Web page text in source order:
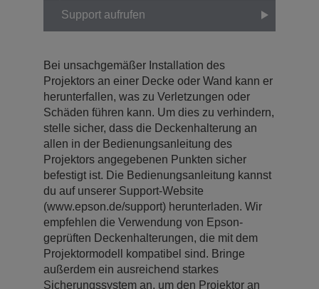
Support aufrufen
Bei unsachgemäßer Installation des
Projektors an einer Decke oder Wand kann er
herunterfallen, was zu Verletzungen oder
Schäden führen kann. Um dies zu verhindern,
stelle sicher, dass die Deckenhalterung an
allen in der Bedienungsanleitung des
Projektors angegebenen Punkten sicher
befestigt ist. Die Bedienungsanleitung kannst
du auf unserer Support-Website
(www.epson.de/support) herunterladen. Wir
empfehlen die Verwendung von Epson-
geprüften Deckenhalterungen, die mit dem
Projektormodell kompatibel sind. Bringe
außerdem ein ausreichend starkes
Sicherungssystem an, um den Projektor an